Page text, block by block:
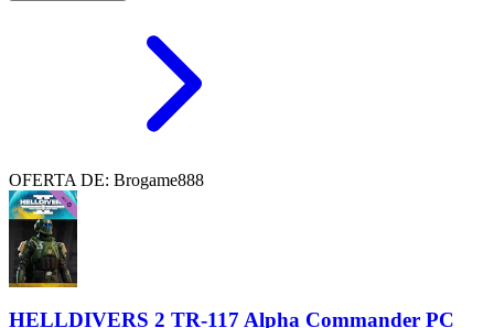
OFERTA DE: Brogame888
HELLDIVERS 2 TR-117 Alpha Commander PC